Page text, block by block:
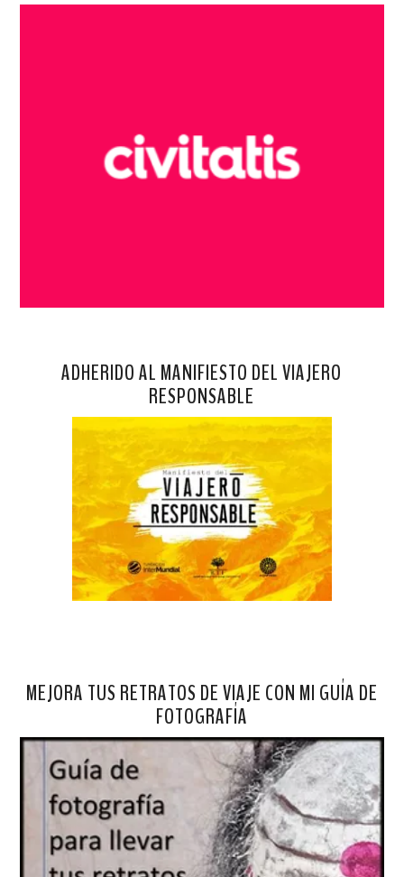
ADHERIDO AL MANIFIESTO DEL VIAJERO
RESPONSABLE
MEJORA TUS RETRATOS DE VIAJE CON MI GUÍA DE
FOTOGRAFÍA